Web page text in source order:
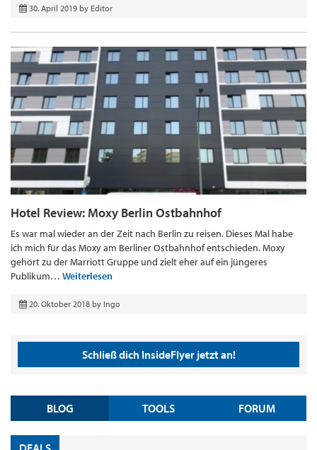
30. April 2019 by Editor
Hotel Review: Moxy Berlin Ostbahnhof
Es war mal wieder an der Zeit nach Berlin zu reisen. Dieses Mal habe
ich mich für das Moxy am Berliner Ostbahnhof entschieden. Moxy
gehört zu der Marriott Gruppe und zielt eher auf ein jüngeres
Publikum… Weiterlesen
20. Oktober 2018 by Ingo
Schließ dich InsideFlyer jetzt an!
BLOG TOOLS FORUM